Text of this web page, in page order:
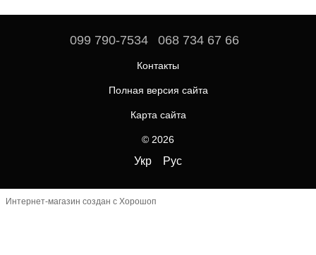
099 790-7534 068 734 67 66
Контакты
Полная версия сайта
Карта сайта
© 2026
Укр Рус
Интернет-магазин создан с Хорошоп